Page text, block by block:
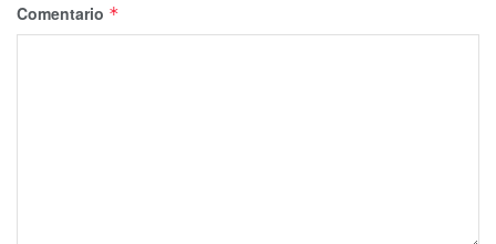
Comentario *